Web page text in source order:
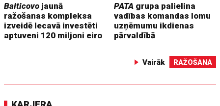
Balticovo jaunā
ražošanas kompleksa
izveidē Iecavā investēti
aptuveni 120 miljoni eiro
PATA grupa palielina
vadības komandas lomu
uzņēmumu ikdienas
pārvaldībā
Vairāk RAŽOŠANA